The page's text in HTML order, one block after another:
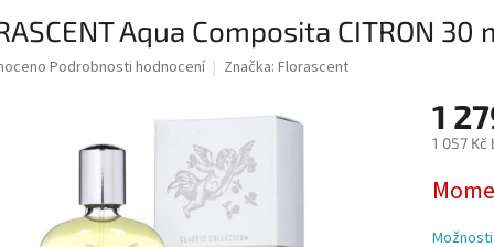
Aqua Composita CITRON 30
Podrobnosti hodnocení Značka: Florascent
1
1 057 Kč
cena: